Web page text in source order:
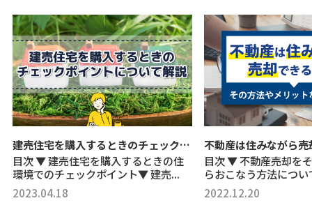
建売住宅を購入するときのチェックポイントについて解説
目次 ▼ 建売住宅を購入するときの住
環境でのチェックポイント▼ 建売...
2023.04.18
目次 ▼ 不動産売却を
らおこなう方法につ
2022.12.20